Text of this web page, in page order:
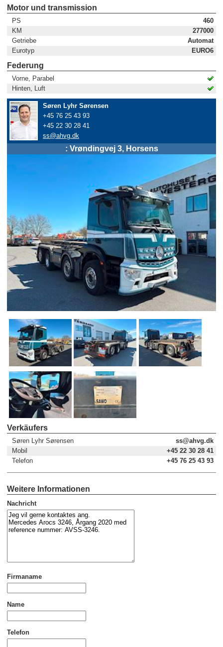
Motor und transmission
PS
460
KM
277000
Getriebe
Automat
Eurotyp
EURO6
Federung
Vorne, Parabel
Hinten, Luft
Søren Lyhr Sørensen
+45 76 25 43 93
+45 22 30 28 41
ss@ahvg.dk
: Vrøndingvej 3, Horsens
Verkäufers
Søren Lyhr Sørensen
ss@ahvg.dk
Mobil
+45 22 30 28 41
Telefon
+45 76 25 43 93
Weitere Informationen
Nachricht
Firmaname
Name
Telefon